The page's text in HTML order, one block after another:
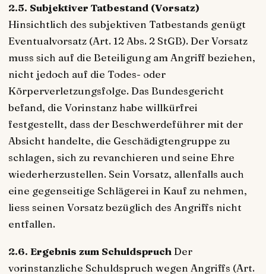
2.5. Subjektiver Tatbestand (Vorsatz)
Hinsichtlich des subjektiven Tatbestands genügt
Eventualvorsatz (Art. 12 Abs. 2 StGB). Der Vorsatz
muss sich auf die Beteiligung am Angriff beziehen,
nicht jedoch auf die Todes- oder
Körperverletzungsfolge. Das Bundesgericht
befand, die Vorinstanz habe willkürfrei
festgestellt, dass der Beschwerdeführer mit der
Absicht handelte, die Geschädigtengruppe zu
schlagen, sich zu revanchieren und seine Ehre
wiederherzustellen. Sein Vorsatz, allenfalls auch
eine gegenseitige Schlägerei in Kauf zu nehmen,
liess seinen Vorsatz bezüglich des Angriffs nicht
entfallen.
2.6. Ergebnis zum Schuldspruch Der
vorinstanzliche Schuldspruch wegen Angriffs (Art.